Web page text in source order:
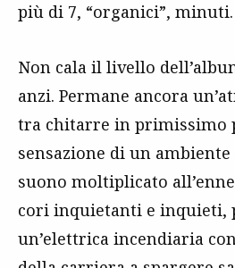
più di 7, “organici”, minuti.
Non cala il livello
anzi. Permane ancora
tra chitarre in primissimo
sensazione di un
suono moltiplicato
cori inquietanti e inquieti,
un’elettrica incendiaria